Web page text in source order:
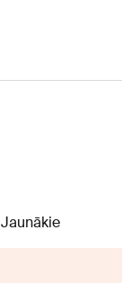
Jaunākie